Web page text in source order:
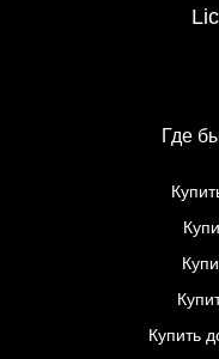
Где
Купить